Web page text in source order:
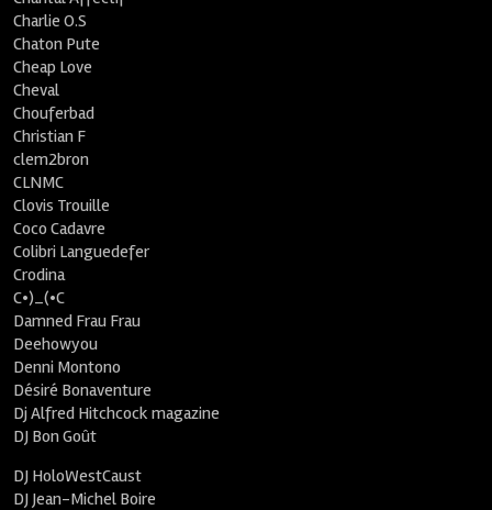
Charlie O.S
Chaton Pute
Cheap Love
Cheval
Chouferbad
Christian F
clem2bron
CLNMC
Clovis Trouille
Coco Cadavre
Colibri Languedefer
Crodina
C•)_(•C
Damned Frau Frau
Deehowyou
Denni Montono
Désiré Bonaventure
Dj Alfred Hitchcock magazine
DJ Bon Goût
DJ HoloWestCaust
DJ Jean-Michel Boire